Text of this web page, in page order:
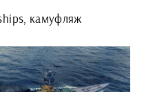
камуфляж